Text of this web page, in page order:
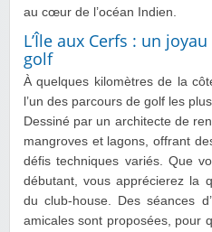
au cœur de l’océan Indien.
L’Île aux Cerfs : un
golf
À quelques kilomètres de la
l’un des parcours de golf les
Dessiné par un architecte de
mangroves et lagons, offrant
défis techniques variés. Que
débutant, vous apprécierez la
du club-house. Des séances
amicales sont proposées, pour